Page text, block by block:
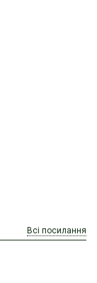
Всі посилання